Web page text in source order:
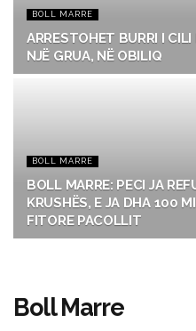
BOLL MARRE
ARRESTOHET BURRI I
NJË GRUA, NË OBILIQ
BOLL MARRE
BOLL MARRE: PECI JA
KRUSHËS, E JA DHA 100
FITORE PACOLLIT
Boll Marre